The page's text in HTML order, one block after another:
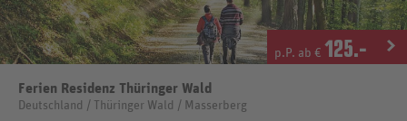
p.P. ab € 125.-
Ferien Residenz Thüringer Wald
Deutschland / Thüringer Wald / Masserberg